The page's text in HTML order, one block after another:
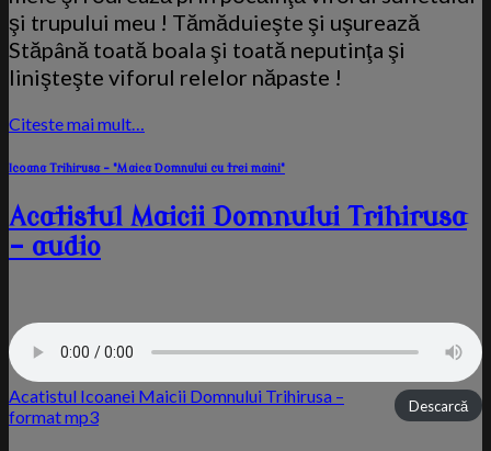
şi trupului meu ! Tămăduieşte şi uşurează
Stăpână toată boala şi toată neputinţa şi
linişteşte viforul relelor năpaste !
Citeste mai mult…
Icoana Trihirusa - "Maica Domnului cu trei maini"
Acatistul Maicii Domnului Trihirusa
– audio
Acatistul Icoanei Maicii Domnului Trihirusa –
format mp3
Descarcă